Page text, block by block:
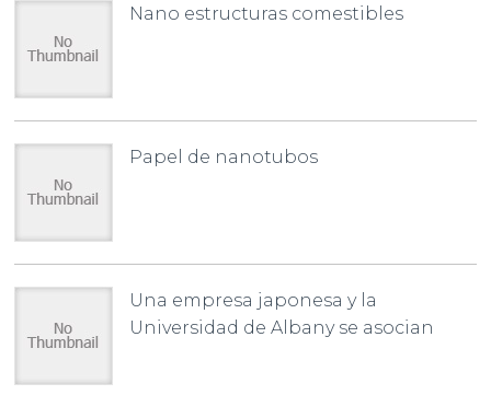
Nano estructuras comestibles
Papel de nanotubos
Una empresa japonesa y la
Universidad de Albany se asocian